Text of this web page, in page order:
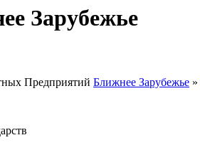
Зарубежье
Предприятий Ближнее Зарубежье »